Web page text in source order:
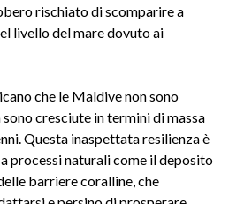
rischiato di scomparire a
livello del mare dovuto ai
che le Maldive non sono
cresciute in termini di massa
Questa inaspettata resilienza è
processi naturali come il deposito
barriere coralline, che